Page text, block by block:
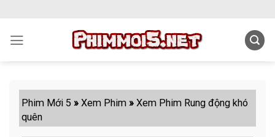
content
Phim Mới 5 »Xem Phim »Xem Phim Rung động khó
quên